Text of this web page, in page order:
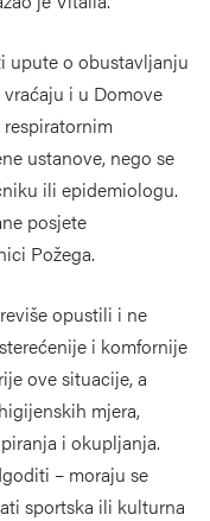
upute o obustavljanju
i u Domove
ustanove, nego se
ili epidemiologu.
posjete
Požega.
opustili i ne
i komfornije
ove situacije, a
mjera,
i okupljanja.
– moraju se
sportska ili kulturna